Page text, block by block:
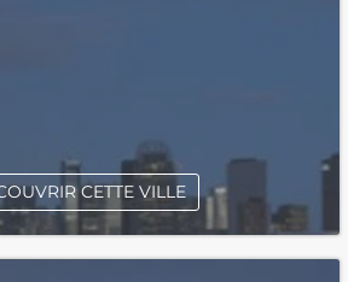
CETTE VILLE